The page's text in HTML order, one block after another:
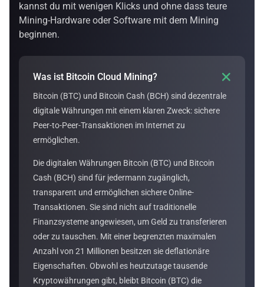
kannst du mit wenigen Klicks und ohne dass teure
Mining-Hardware oder Software mit dem Mining
beginnen.
Was ist Bitcoin Cloud Mining? 
Bitcoin (BTC) und Bitcoin Cash (BCH) sind dezentrale
digitale Währungen mit einem klaren Zweck: sichere
Peer-to-Peer-Transaktionen im Internet zu
ermöglichen.
Die digitalen Währungen Bitcoin (BTC) und Bitcoin
Cash (BCH) sind für jedermann zugänglich,
transparent und ermöglichen sichere Online-
Transaktionen. Sie sind nicht auf traditionelle
Finanzsysteme angewiesen, um Geld zu transferieren
oder zu tauschen. Mit einer begrenzten maximalen
Anzahl von 21 Millionen besitzen sie deflationäre
Eigenschaften. Obwohl es heutzutage tausende
Kryptowährungen gibt, bleibt Bitcoin (BTC) die